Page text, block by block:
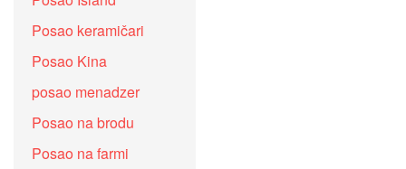
Posao keramičari
Posao Kina
posao menadzer
Posao na brodu
Posao na farmi